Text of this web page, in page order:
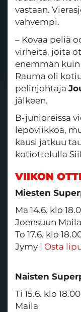
vastaan.
vahvempi.
– Kovaa peliä
virheitä, joita
enemmän kuin
Rauma oli
pelinjohtaja
jälkeen.
B-junioreissa
lepoviikkoa,
kausi jatkuu
kotiottelulla
VIIKON
Miesten
Ma 14.6. klo
Joensuun
To 17.6. klo
Jymy | Osta
Naisten
Ti 15.6. klo
Maila